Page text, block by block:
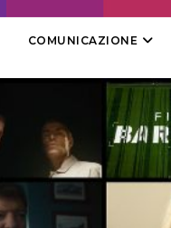
COMUNICAZIONE